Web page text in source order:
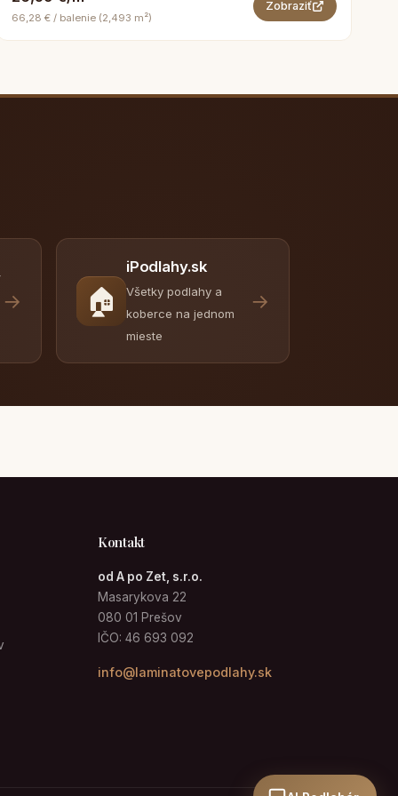
66,28 € / balenie (2,493 m²)
Zobraziť
→ 🏠
iPodlahy.sk
Všetky podlahy a
koberce na jednom
mieste
→
Kontakt
od A po Zet, s.r.o.
Masarykova 22
080 01 Prešov
IČO: 46 693 092
info@laminatovepodlahy.sk